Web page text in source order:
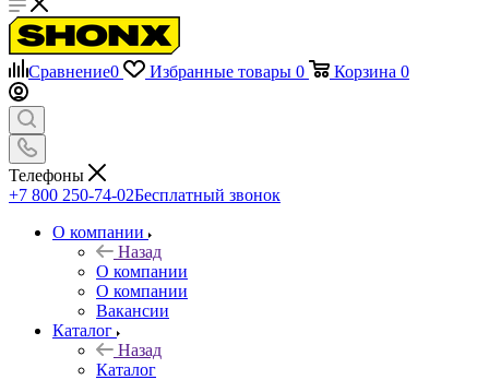
Сравнение0 Избранные товары 0 Корзина 0
Телефоны
+7 800 250-74-02Бесплатный звонок
О компании
Назад
О компании
О компании
Вакансии
Каталог
Назад
Каталог